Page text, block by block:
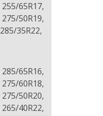
65R17,
50R19,
35R22,
65R16,
60R18,
50R20,
40R22,